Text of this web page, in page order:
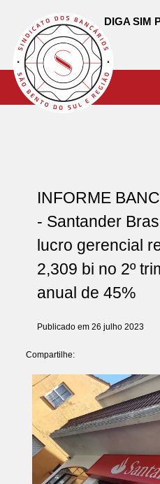
DIGA SIM
INFORME
- Santander
lucro gerencial
2,309 bi no 2º
anual de 45%
Publicado em 26 julho 2023
Compartilhe: